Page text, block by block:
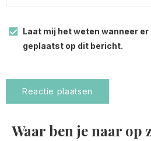
Laat mij het weten wanneer
geplaatst op dit bericht.
Waar ben je naar op